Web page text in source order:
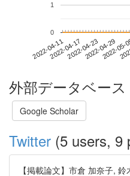
2022-04-112022-04-172022-04-232022-04-29
2022-
0
1
外部データベー
Google Scholar
Twitter (5 users, 9
【掲載論文】市倉 加奈子,